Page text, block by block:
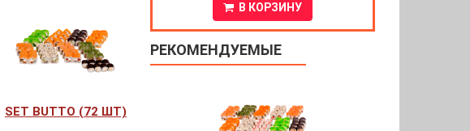
SET BUTTO (72 ШТ)
В КОРЗИНУ
РЕКОМЕНДУЕМЫЕ